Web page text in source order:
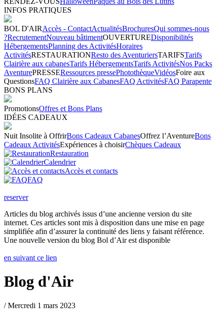
INFOS PRATIQUES
BOL D'AIRAccès - ContactActualitésBrochuresQui sommes-nous
?RecrutementNouveau bâtimentOUVERTUREDisponibilités
HébergementsPlanning des ActivitésHoraires
ActivitésRESTAURATIONResto des AventuriersTARIFSTarifs
Clairière aux cabanesTarifs HébergementsTarifs ActivitésNos Packs
AventurePRESSERessources pressePhotothèqueVidéosFoire aux
QuestionsFAQ Clairière aux CabanesFAQ ActivitésFAQ Parapente
BONS PLANS
PromotionsOffres et Bons Plans
IDÉES CADEAUX
Nuit Insolite à OffrirBons Cadeaux CabanesOffrez l’AventureBons
Cadeaux ActivitésExpériences à choisirChèques Cadeaux
Restauration
Calendrier
Accès et contacts
FAQ
reserver
Articles du blog archivés issus d’une ancienne version du site
internet. Ces articles sont mis à disposition dans une mise en page
simplifiée afin d’assurer la continuité des liens y faisant référence.
Une nouvelle version du blog Bol d’Air est disponible
en suivant ce lien
Blog d'Air
/ Mercredi 1 mars 2023